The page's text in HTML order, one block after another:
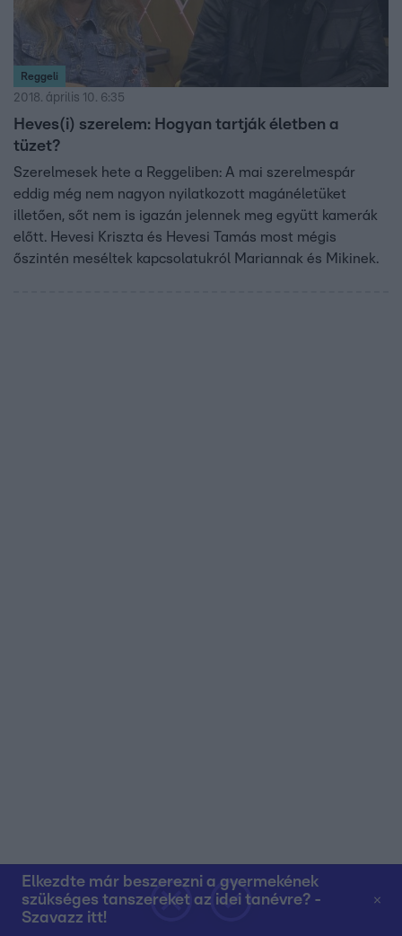
Elkezdte már beszerezni a gyermekének
szükséges tanszereket az idei tanévre? -
Szavazz itt!
Reggeli
2018. április 10. 6:35
Heves(i) szerelem: Hogyan tartják életben a
tüzet?
Szerelmesek hete a Reggeliben: A mai szerelmespár
eddig még nem nagyon nyilatkozott magánéletüket
illetően, sőt nem is igazán jelennek meg együtt kamerák
előtt. Hevesi Kriszta és Hevesi Tamás most mégis
őszintén meséltek kapcsolatukról Mariannak és Mikinek.